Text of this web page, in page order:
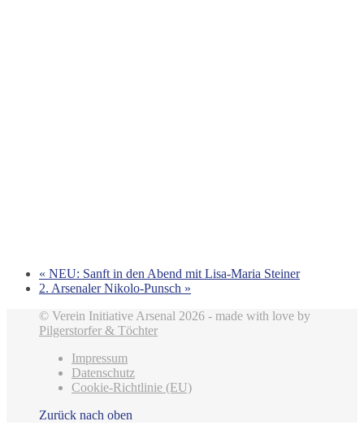
« NEU: Sanft in den Abend mit Lisa-Maria Steiner
2. Arsenaler Nikolo-Punsch »
© Verein Initiative Arsenal 2026 - made with love by
Pilgerstorfer & Töchter
Impressum
Datenschutz
Cookie-Richtlinie (EU)
Zurück nach oben